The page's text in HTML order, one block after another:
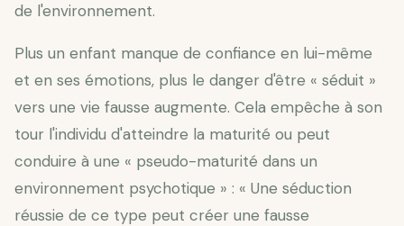
de l'environnement.
Plus un enfant manque de confiance en lui-même
et en ses émotions, plus le danger d'être « séduit »
vers une vie fausse augmente. Cela empêche à son
tour l'individu d'atteindre la maturité ou peut
conduire à une « pseudo-maturité dans un
environnement psychotique » : « Une séduction
réussie de ce type peut créer une fausse